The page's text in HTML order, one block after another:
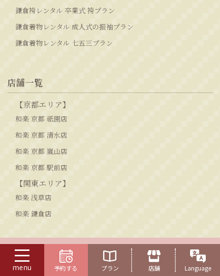
menu 予約する プラン 店舗 Language
鎌倉袴レンタル 卒業式 袴プラン
鎌倉着物レンタル 成人式の振袖プラン
鎌倉着物レンタル 七五三プラン
店舗一覧
【京都エリア】
和楽 京都 祇園店
和楽 京都 清水店
和楽 京都 嵐山店
和楽 京都 駅前店
【関東エリア】
和楽 浅草店
和楽 鎌倉店